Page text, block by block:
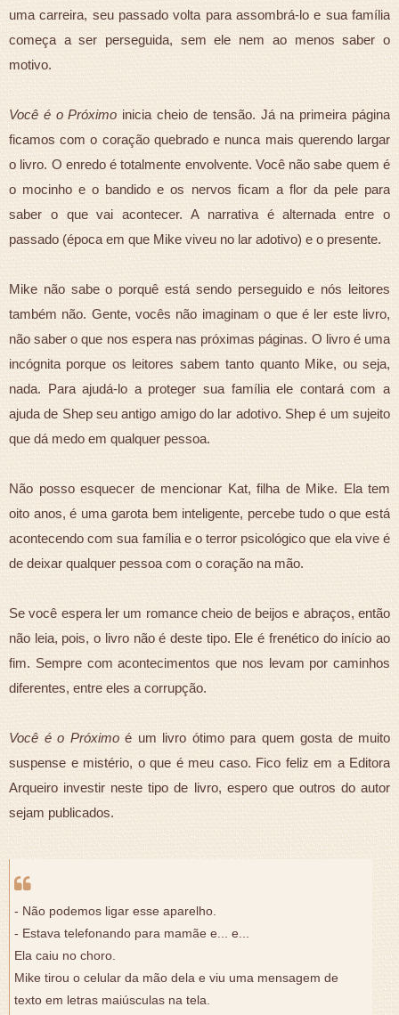
uma carreira, seu passado volta para assombrá-lo e sua família
começa a ser perseguida, sem ele nem ao menos saber o
motivo.
Você é o Próximo inicia cheio de tensão. Já na primeira página
ficamos com o coração quebrado e nunca mais querendo largar
o livro. O enredo é totalmente envolvente. Você não sabe quem é
o mocinho e o bandido e os nervos ficam a flor da pele para
saber o que vai acontecer. A narrativa é alternada entre o
passado (época em que Mike viveu no lar adotivo) e o presente.
Mike não sabe o porquê está sendo perseguido e nós leitores
também não. Gente, vocês não imaginam o que é ler este livro,
não saber o que nos espera nas próximas páginas. O livro é uma
incógnita porque os leitores sabem tanto quanto Mike, ou seja,
nada. Para ajudá-lo a proteger sua família ele contará com a
ajuda de Shep seu antigo amigo do lar adotivo. Shep é um sujeito
que dá medo em qualquer pessoa.
Não posso esquecer de mencionar Kat, filha de Mike. Ela tem
oito anos, é uma garota bem inteligente, percebe tudo o que está
acontecendo com sua família e o terror psicológico que ela vive é
de deixar qualquer pessoa com o coração na mão.
Se você espera ler um romance cheio de beijos e abraços, então
não leia, pois, o livro não é deste tipo. Ele é frenético do início ao
fim. Sempre com acontecimentos que nos levam por caminhos
diferentes, entre eles a corrupção.
Você é o Próximoé um livro ótimo para quem gosta de muito
suspense e mistério, o que é meu caso. Fico feliz em a Editora
Arqueiro investir neste tipo de livro, espero que outros do autor
sejam publicados.
- Não podemos ligar esse aparelho.
- Estava telefonando para mamãe e... e...
Ela caiu no choro.
Mike tirou o celular da mão dela e viu uma mensagem de
texto em letras maiúsculas na tela.